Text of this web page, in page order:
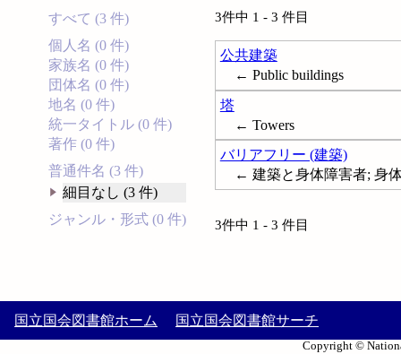
すべて (3 件)
個人名 (0 件)
家族名 (0 件)
団体名 (0 件)
地名 (0 件)
統一タイトル (0 件)
著作 (0 件)
普通件名 (3 件)
細目なし (3 件)
ジャンル・形式 (0 件)
3件中 1 - 3 件目
公共建築
← Public buildings
塔
← Towers
バリアフリー (建築)
← 建築と身体障害者; 身
3件中 1 - 3 件目
国立国会図書館ホーム 国立国会図書館サーチ
Copyright ©